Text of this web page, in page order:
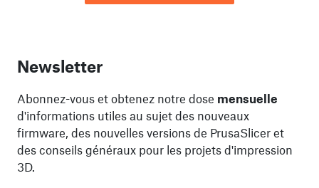
Newsletter
Abonnez-vous et obtenez notre dose mensuelle
d'informations utiles au sujet des nouveaux
firmware, des nouvelles versions de PrusaSlicer et
des conseils généraux pour les projets d'impression
3D.